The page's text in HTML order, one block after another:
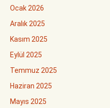
Ocak 2026
Aralık 2025
Kasım 2025
Eylül 2025
Temmuz 2025
Haziran 2025
Mayıs 2025